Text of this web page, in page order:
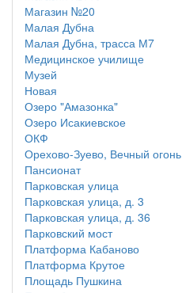
Магазин №20
Малая Дубна
Малая Дубна, трасса М7
Медицинское училище
Музей
Новая
Озеро "Амазонка"
Озеро Исакиевское
ОКФ
Орехово-Зуево, Вечный огонь
Пансионат
Парковская улица
Парковская улица, д. 3
Парковская улица, д. 36
Парковский мост
Платформа Кабаново
Платформа Крутое
Площадь Пушкина